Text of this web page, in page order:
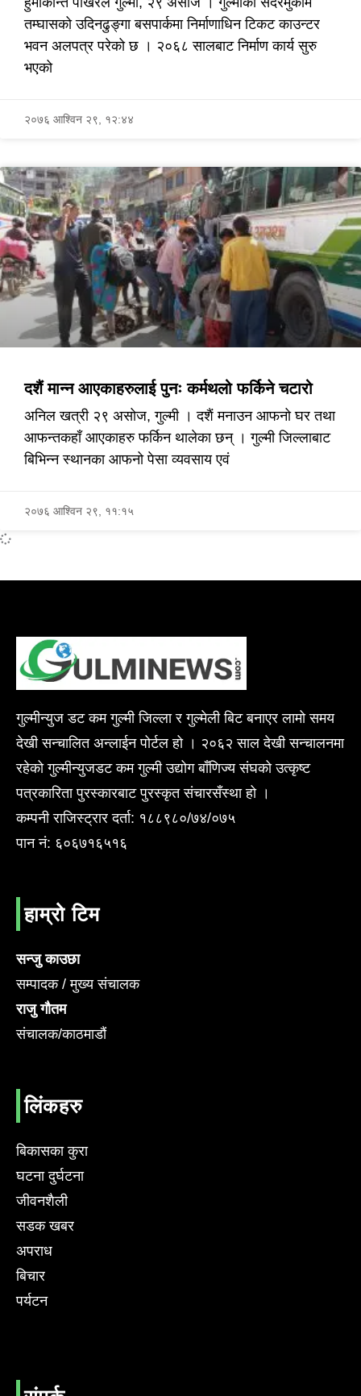
तम्घासको उदिनढुङ्गा बसपार्कमा निर्माणाधिन टिकट काउन्टर
भवन अलपत्र परेको छ । २०६८ सालबाट निर्माण कार्य सुरु
भएको
२०७६ आश्विन २९, १२:४४
दशैं मान्न आएकाहरुलाई पुनः कर्मथलो फर्किने चटारो
अनिल खत्री २९ असोज, गुल्मी । दशैं मनाउन आफनो घर तथा
आफन्तकहाँ आएकाहरु फर्किन थालेका छन् । गुल्मी जिल्लाबाट
बिभिन्न स्थानका आफनो पेसा व्यवसाय एवं
२०७६ आश्विन २९, ११:१५
गुल्मीन्युज डट कम गुल्मी जिल्ला र गुल्मेली बिट बनाएर लामो समय
देखी सन्चालित अन्लाईन पोर्टल हो । २०६२ साल देखी सन्चालनमा
रहेको गुल्मीन्युजडट कम गुल्मी उद्योग बाँणिज्य संघको उत्कृष्ट
पत्रकारिता पुरस्कारबाट पुरस्कृत संचारसँस्था हो ।
कम्पनी राजिस्ट्रार दर्ता: १८८९८०/७४/०७५
पान नं: ६०६७१६५१६
हाम्रो टिम
सन्जु काउछा
सम्पादक / मुख्य संचालक
राजु गौतम
संचालक/काठमाडौं
लिंकहरु
बिकासका कुरा
घटना दुर्घटना
जीवनशैली
सडक खबर
अपराध
बिचार
पर्यटन